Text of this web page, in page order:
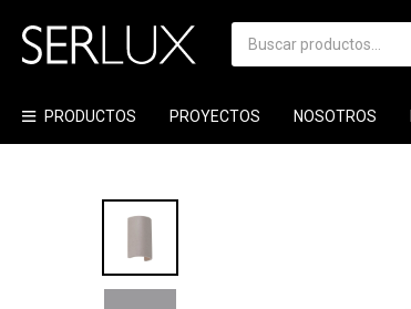
PRODUCTOS PROYECTOS NOSOTROS